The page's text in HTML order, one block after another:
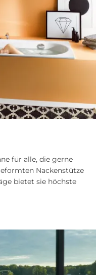
für alle, die gerne
Nackenstütze
bietet sie höchste